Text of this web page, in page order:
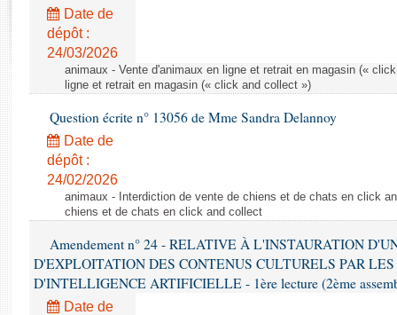
Rapports législatifs
Rapports sur l'application des lois
Baromètre de l’application des lois
Dossiers législatifs
Budget et sécurité sociale
Questions écrites et orales
Comptes rendus des débats
Date de
dépôt :
24/03/2026
animaux - Vente d'animaux en ligne et retrait en magasin («
ligne et retrait en magasin (« click and collect »)
Question écrite n° 13056 de Mme Sandra Delannoy
Date de
dépôt :
24/02/2026
animaux - Interdiction de vente de chiens et de chats en click
chiens et de chats en click and collect
Amendement n° 24 - RELATIVE À L'INSTAURATION
D'EXPLOITATION DES CONTENUS CULTURELS PAR LES
D'INTELLIGENCE ARTIFICIELLE - 1ère lecture (2ème
Date de